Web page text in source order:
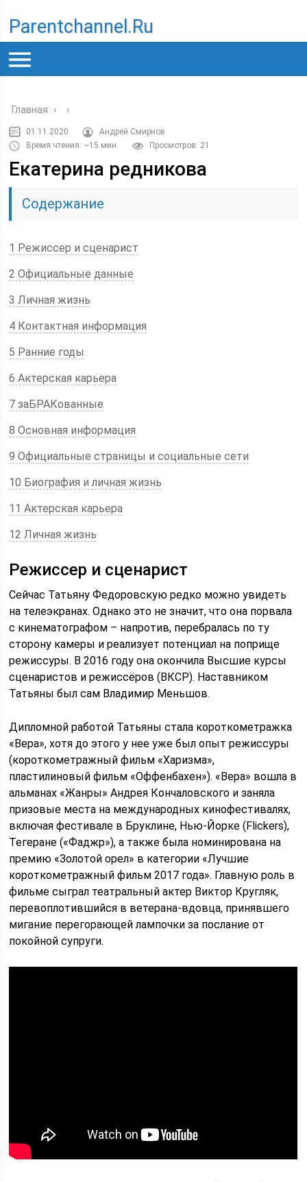
Parentchannel.ru
Главная › ›
01.11.2020
Андрей Смирнов
Время чтения: ~15 мин.
Просмотров: 21
Екатерина редникова
Содержание
1 Режиссер и сценарист
2 Официальные данные
3 Личная жизнь
4 Контактная информация
5 Ранние годы
6 Актерская карьера
7 заБРАКованные
8 Основная информация
9 Официальные страницы и социальные сети
10 Биография и личная жизнь
11 Актерская карьера
12 Личная жизнь
Режиссер и сценарист
Сейчас Татьяну Федоровскую редко можно увидеть
на телеэкранах. Однако это не значит, что она порвала
с кинематографом – напротив, перебралась по ту
сторону камеры и реализует потенциал на поприще
режиссуры. В 2016 году она окончила Высшие курсы
сценаристов и режиссёров (ВКСР). Наставником
Татьяны был сам Владимир Меньшов.
Дипломной работой Татьяны стала короткометражка
«Вера», хотя до этого у нее уже был опыт режиссуры
(короткометражный фильм «Харизма»,
пластилиновый фильм «Оффенбахен»). «Вера» вошла в
альманах «Жанры» Андрея Кончаловского и заняла
призовые места на международных кинофестивалях,
включая фестивале в Бруклине, Нью-Йорке (Flickers),
Тегеране («Фаджр»), а также была номинирована на
премию «Золотой орел» в категории «Лучшие
короткометражный фильм 2017 года». Главную роль в
фильме сыграл театральный актер Виктор Кругляк,
перевоплотившийся в ветерана-вдовца, принявшего
мигание перегорающей лампочки за послание от
покойной супруги.